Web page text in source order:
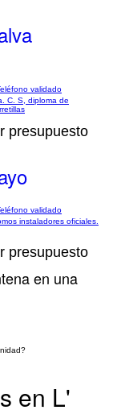
validado
C. S, diploma de
presupuesto
validado
instaladores oficiales.
presupuesto
en una
en L'